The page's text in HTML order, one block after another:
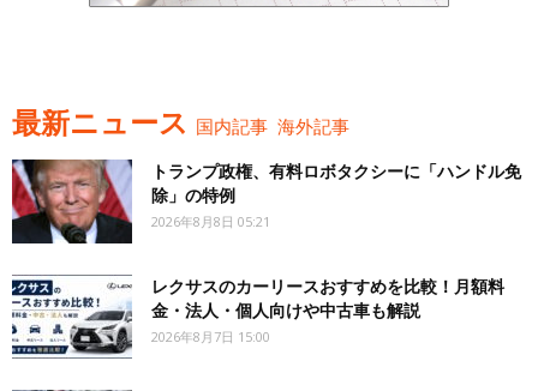
最新ニュース 国内記事 海外記事
トランプ政権、有料ロボタクシーに「ハンドル免
除」の特例
2026年8月8日 05:21
レクサスのカーリースおすすめを比較！月額料
金・法人・個人向けや中古車も解説
2026年8月7日 15:00